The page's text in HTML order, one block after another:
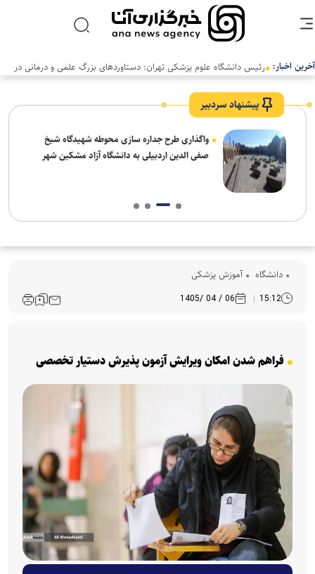
آخرین اخبار: رئیس دانشگاه علوم پزشکی تهران: دستاوردهای بزرگ علمی و درمانی در
پیشنهاد سردبیر
واگذاری طرح جداره سازی محوطه شهیدگاه شیخ
صفی الدین اردبیلی به دانشگاه آزاد مشکین شهر
دانشگاه آموزش پزشکی
15:12
06 / 04 /1405
فراهم شدن امکان ویرایش آزمون پذیرش دستیار تخصصی